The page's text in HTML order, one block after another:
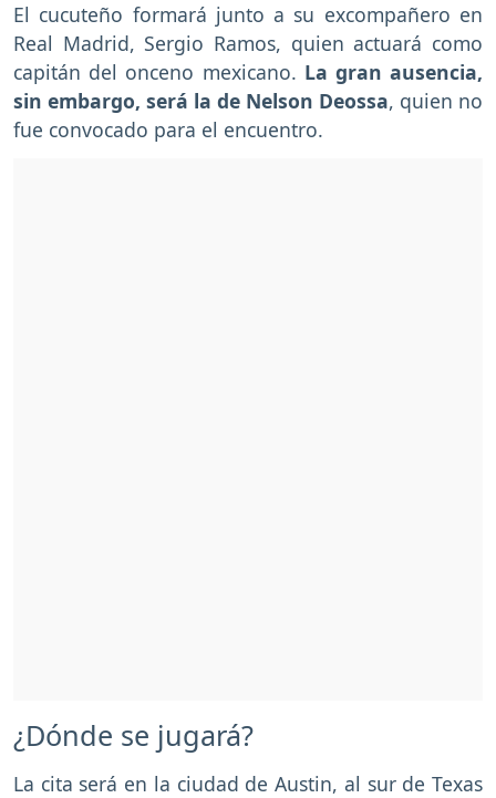
El cucuteño formará junto a su excompañero en
Real Madrid, Sergio Ramos, quien actuará como
capitán del onceno mexicano. La gran ausencia,
sin embargo, será la de Nelson Deossa, quien no
fue convocado para el encuentro.
¿Dónde se jugará?
La cita será en la ciudad de Austin, al sur de Texas